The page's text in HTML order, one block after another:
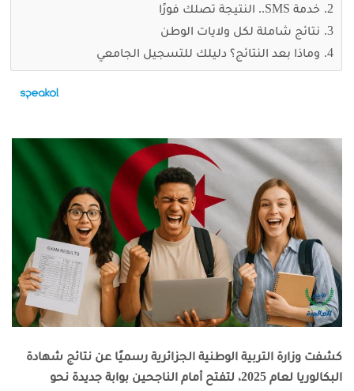
خدمة SMS.. النتيجة تصلك فورًا
نتائج شاملة لكل ولايات الوطن
وماذا بعد النتائج؟ دليلك للتسجيل الجامعي
كشفت وزارة التربية الوطنية الجزائرية رسميًا عن نتائج شهادة
البكالوريا لعام 2025، لتفتح أمام الناجحين بوابة جديدة نحو